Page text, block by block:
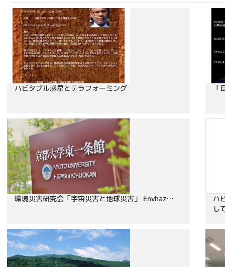
ハビタブル惑星とテラフォーミング 「
環境災害研究会「宇宙災害と地球災害」 Envhaz…
ハ
し